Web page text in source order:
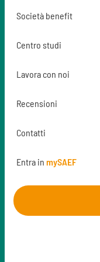
Società benefit
Centro studi
Lavora con noi
Recensioni
Contatti
Entra in mySAEF